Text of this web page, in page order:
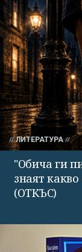
ЛИТЕРАТУРА
"Обича ги
знаят
(ОТКЪС)